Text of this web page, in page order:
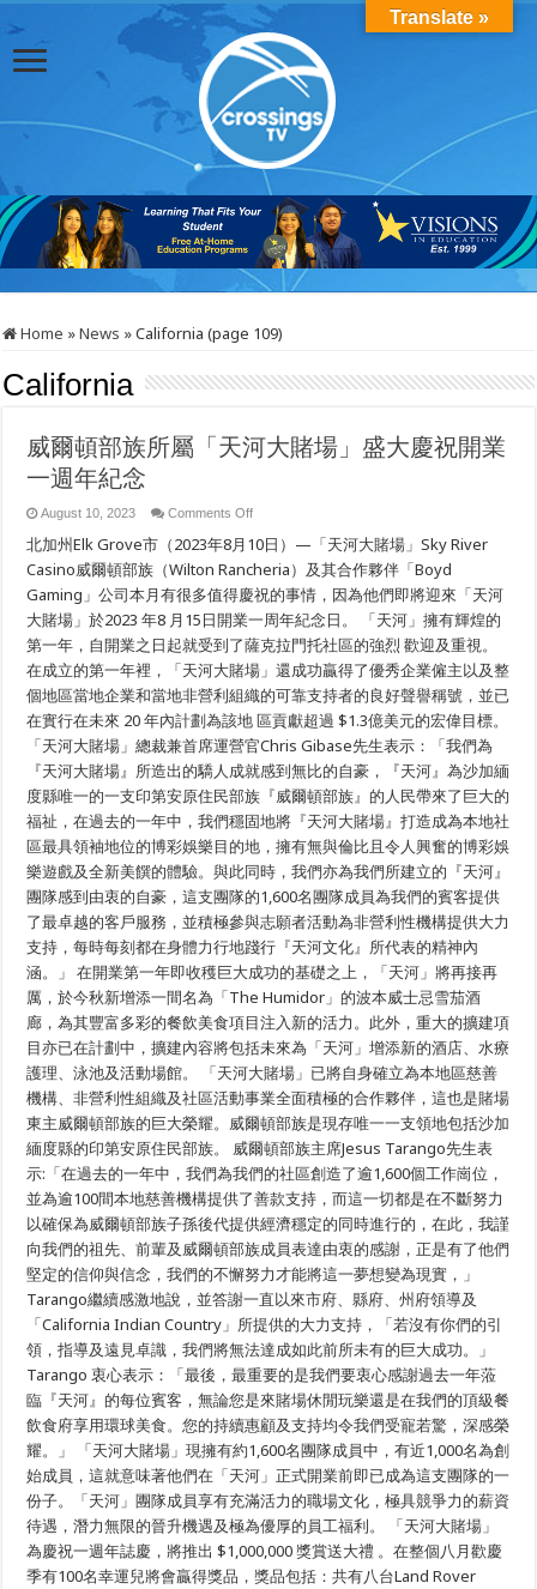
Home »News »California (page 109)
California
威爾頓部族所屬「天河大賭場」盛大慶祝開業
一週年紀念
August 10, 2023 Comments Offon
爾
頓
族
所
屬
「天
河
大
賭
場」
盛
大
慶
祝
開
業
一
週
年
紀
念
北加州Elk Grove市（2023年8月10日）—「天河大賭場」Sky River
Casino威爾頓部族（Wilton Rancheria）及其合作夥伴「Boyd
Gaming」公司本月有很多值得慶祝的事情，因為他們即將迎來「天河
大賭場」於2023 年8 月15日開業一周年紀念日。 「天河」擁有輝煌的
第一年，自開業之日起就受到了薩克拉門托社區的強烈 歡迎及重視。
在成立的第一年裡，「天河大賭場」還成功贏得了優秀企業僱主以及整
個地區當地企業和當地非營利組織的可靠支持者的良好聲譽稱號，並已
在實行在未來 20 年內計劃為該地 區貢獻超過 $1.3億美元的宏偉目標。
「天河大賭場」總裁兼首席運營官Chris Gibase先生表示：「我們為
『天河大賭場』所造出的驕人成就感到無比的自豪，『天河』為沙加緬
度縣唯一的一支印第安原住民部族『威爾頓部族』的人民帶來了巨大的
福祉，在過去的一年中，我們穩固地將『天河大賭場』打造成為本地社
區最具領袖地位的博彩娛樂目的地，擁有無與倫比且令人興奮的博彩娛
樂遊戲及全新美饌的體驗。與此同時，我們亦為我們所建立的『天河』
團隊感到由衷的自豪，這支團隊的1,600名團隊成員為我們的賓客提供
了最卓越的客戶服務，並積極參與志願者活動為非營利性機構提供大力
支持，每時每刻都在身體力行地踐行『天河文化』所代表的精神內
涵。」 在開業第一年即收穫巨大成功的基礎之上，「天河」將再接再
厲，於今秋新增添一間名為「The Humidor」的波本威士忌雪茄酒
廊，為其豐富多彩的餐飲美食項目注入新的活力。此外，重大的擴建項
目亦已在計劃中，擴建內容將包括未來為「天河」增添新的酒店、水療
護理、泳池及活動場館。 「天河大賭場」已將自身確立為本地區慈善
機構、非營利性組織及社區活動事業全面積極的合作夥伴，這也是賭場
東主威爾頓部族的巨大榮耀。威爾頓部族是現存唯一一支領地包括沙加
緬度縣的印第安原住民部族。 威爾頓部族主席Jesus Tarango先生表
示:「在過去的一年中，我們為我們的社區創造了逾1,600個工作崗位，
並為逾100間本地慈善機構提供了善款支持，而這一切都是在不斷努力
以確保為威爾頓部族子孫後代提供經濟穩定的同時進行的，在此，我謹
向我們的祖先、前輩及威爾頓部族成員表達由衷的感謝，正是有了他們
堅定的信仰與信念，我們的不懈努力才能將這一夢想變為現實，」
Tarango繼續感激地說，並答謝一直以來市府、縣府、州府領導及
「California Indian Country」所提供的大力支持，「若沒有你們的引
領，指導及遠見卓識，我們將無法達成如此前所未有的巨大成功。」
Tarango 衷心表示：「最後，最重要的是我們要衷心感謝過去一年蒞
臨『天河』的每位賓客，無論您是來賭場休閒玩樂還是在我們的頂級餐
飲食府享用環球美食。您的持續惠顧及支持均令我們受寵若驚，深感榮
耀。」 「天河大賭場」現擁有約1,600名團隊成員中，有近1,000名為創
始成員，這就意味著他們在「天河」正式開業前即已成為這支團隊的一
份子。「天河」團隊成員享有充滿活力的職場文化，極具競爭力的薪資
待遇，潛力無限的晉升機遇及極為優厚的員工福利。 「天河大賭場」
為慶祝一週年誌慶，將推出 $1,000,000 獎賞送大禮 。在整個八月歡慶
季有100名幸運兒將會贏得獎品，獎品包括：共有八台Land Rover
Translate »